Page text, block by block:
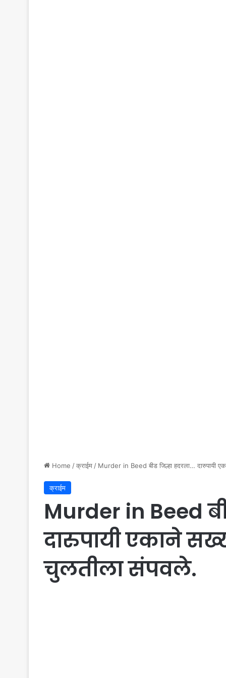
Home /क्राईम / Murder in Beed बीड जिल्हा हदरला… दारुपायी
क्राईम
Murder in Beed
दारुपायी एकाने
चुलतीला संपवले.